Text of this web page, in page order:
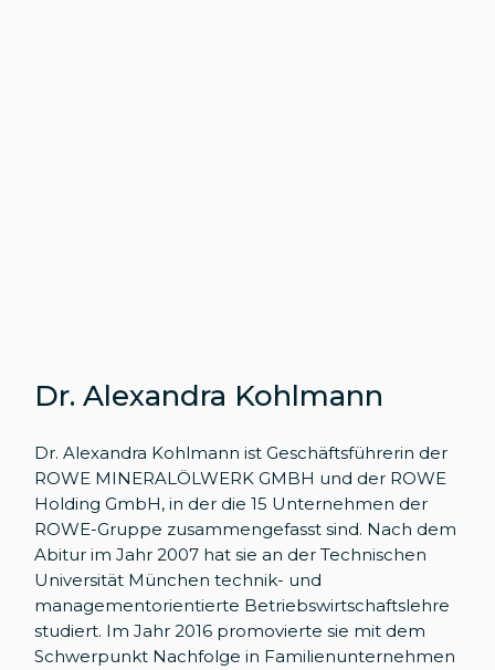
Dr. Alexandra Kohlmann
Dr. Alexandra Kohlmann ist Geschäftsführerin der
ROWE MINERALÖLWERK GMBH und der ROWE
Holding GmbH, in der die 15 Unternehmen der
ROWE-Gruppe zusammengefasst sind. Nach dem
Abitur im Jahr 2007 hat sie an der Technischen
Universität München technik- und
managementorientierte Betriebswirtschaftslehre
studiert. Im Jahr 2016 promovierte sie mit dem
Schwerpunkt Nachfolge in Familienunternehmen